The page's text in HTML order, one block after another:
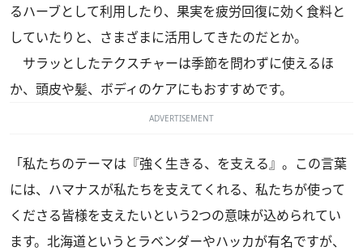
るハーブとして利用したり、果実を疲労回復に効く食料と
していたりと、さまざまに活用してきたのだとか。
サラッとしたテクスチャーは季節を問わずに使えるほ
か、頭皮や髪、ボディのケアにもおすすめです。
ADVERTISEMENT
「私たちのテーマは『強く生きる、を支える』。この言葉
には、ハマナスが私たちを支えてくれる、私たちが使って
くださる皆様を支えたいという2つの意味が込められてい
ます。北海道というとラベンダーやハッカが有名ですが、